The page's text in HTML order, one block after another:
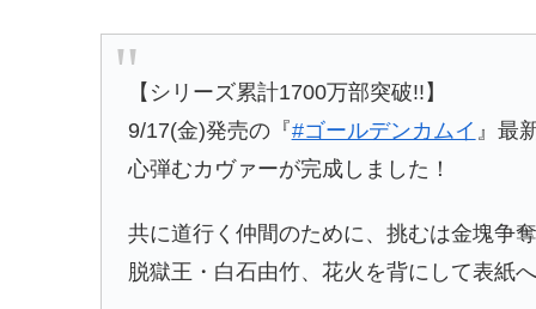
【シリーズ累計1700万部突破!!】
9/17(金)発売の『#ゴールデンカムイ 』最
心弾むカヴァーが完成しました！
共に道行く仲間のために、挑むは金塊争
脱獄王・白石由竹、花火を背にして表紙